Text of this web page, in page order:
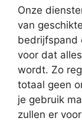
Onze
van
bedrijfspand
voor dat
wordt. Zo
totaal geen
je gebruik
zullen er